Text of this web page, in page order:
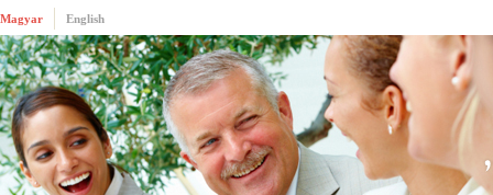
Magyar English